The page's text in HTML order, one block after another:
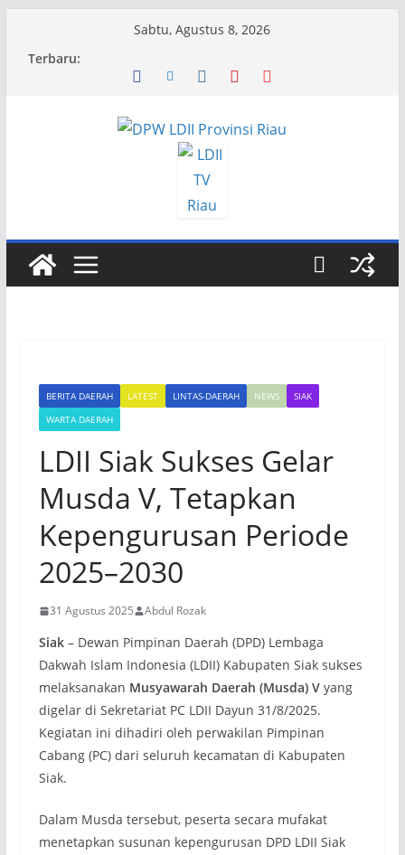
Sabtu, Agustus 8, 2026
Terbaru:
BERITA DAERAH LATEST LINTAS-DAERAH NEWS
SIAK
WARTA DAERAH
LDII Siak Sukses Gelar
Musda V, Tetapkan
Kepengurusan Periode
2025–2030
31 Agustus 2025 Abdul Rozak
Siak– Dewan Pimpinan Daerah (DPD) Lembaga
Dakwah Islam Indonesia (LDII) Kabupaten Siak sukses
melaksanakan Musyawarah Daerah (Musda) Vyang
digelar di Sekretariat PC LDII Dayun 31/8/2025.
Kegiatan ini dihadiri oleh perwakilan Pimpinan
Cabang (PC) dari seluruh kecamatan di Kabupaten
Siak.
Dalam Musda tersebut, peserta secara mufakat
menetapkan susunan kepengurusan DPD LDII Siak